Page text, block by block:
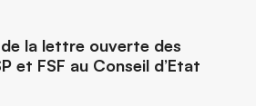
la lettre ouverte des
et FSF au Conseil d’Etat